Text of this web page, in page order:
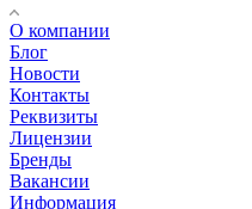
О компании
Блог
Новости
Контакты
Реквизиты
Лицензии
Бренды
Вакансии
Информация